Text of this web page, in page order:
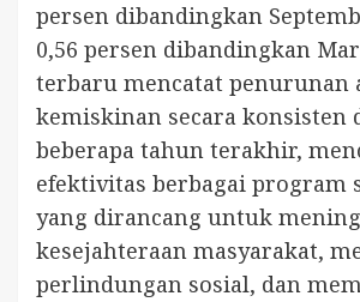
persen dibandingkan
0,56 persen dibandingkan
terbaru mencatat penurunan
kemiskinan secara konsisten
beberapa tahun terakhir,
efektivitas berbagai program
yang dirancang untuk
kesejahteraan masyarakat,
perlindungan sosial, dan